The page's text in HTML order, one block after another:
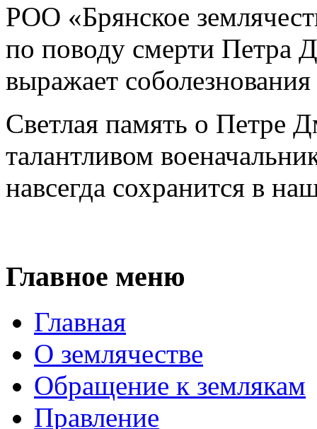
РОО «Брянское
по поводу смерти Петра
выражает
Светлая память о Петре
талантливом
навсегда сохранится в
Главное меню
Главная
О землячестве
Обращение к землякам
Правление